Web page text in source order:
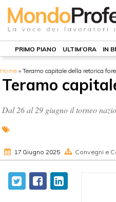
PRIMO PIANO ULTIM’ORA IN
Home » Teramo capitale della retorica
Teramo
Dal 26 al 29 giugno il torneo
17 Giugno 2025 Convegni e